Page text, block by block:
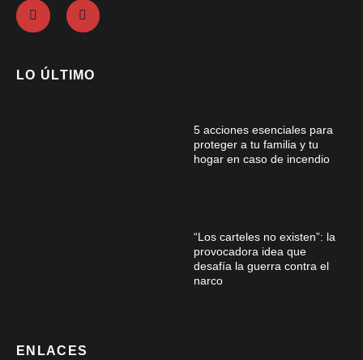
LO ÚLTIMO
5 acciones esenciales para
proteger a tu familia y tu
hogar en caso de incendio
“Los carteles no existen”: la
provocadora idea que
desafía la guerra contra el
narco
ENLACES